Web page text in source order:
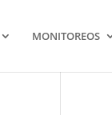
MONITOREOS